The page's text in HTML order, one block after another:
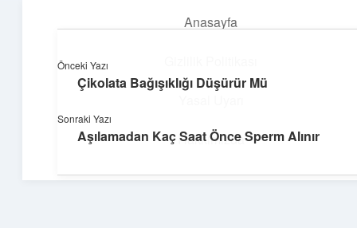
Anasayfa
Hakkımızda
Parlak Fikir Dünyası
Işıltılı önerilerle hayatını canlandır!
Önceki Yazı
Çikolata Bağışıklığı Düşürür Mü
Sonraki Yazı
Aşılamadan Kaç Saat Önce Sperm Alınır